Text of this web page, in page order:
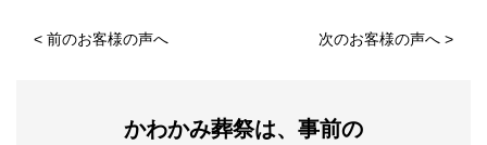
<前のお客様の声へ 次のお客様の声へ>
かわかみ葬祭は、事前の